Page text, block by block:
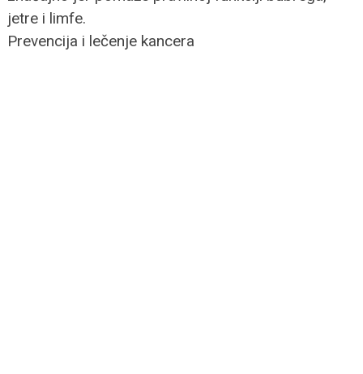
jetre i limfe.
Prevencija i lečenje kancera